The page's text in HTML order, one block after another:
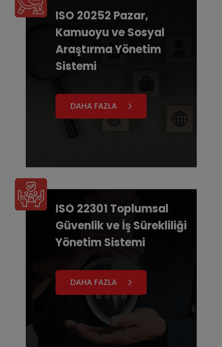
ISO 20252 Pazar,
Kamuoyu ve Sosyal
Araştırma Yönetim
Sistemi
DAHA FAZLA
ISO 22301 Toplumsal
Güvenlik ve İş Sürekliliği
Yönetim Sistemi
DAHA FAZLA